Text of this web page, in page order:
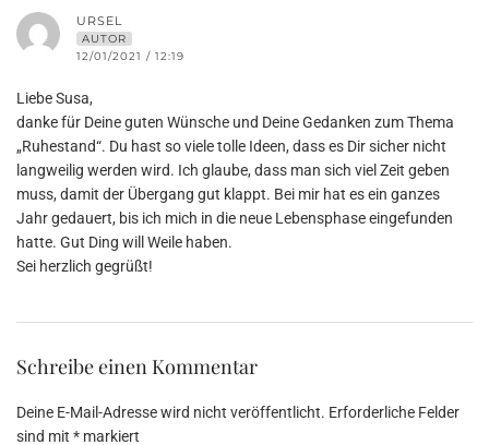
URSEL
AUTOR
12/01/2021 / 12:19
Liebe Susa,
danke für Deine guten Wünsche und Deine Gedanken zum Thema
„Ruhestand“. Du hast so viele tolle Ideen, dass es Dir sicher nicht
langweilig werden wird. Ich glaube, dass man sich viel Zeit geben
muss, damit der Übergang gut klappt. Bei mir hat es ein ganzes
Jahr gedauert, bis ich mich in die neue Lebensphase eingefunden
hatte. Gut Ding will Weile haben.
Sei herzlich gegrüßt!
Schreibe einen Kommentar
Deine E-Mail-Adresse wird nicht veröffentlicht. Erforderliche Felder
sind mit * markiert